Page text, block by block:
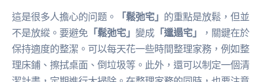
這是很多人擔心的问题。 「鬆弛宅」 的重點是放鬆，但並
不是放縱。要避免 「鬆弛宅」 變成 「邋遢宅」
，關鍵在於
保持適度的整潔。可以每天花一些時間整理家務，例如整
理床鋪、擦拭桌面、倒垃圾等。此外，還可以制定一個清